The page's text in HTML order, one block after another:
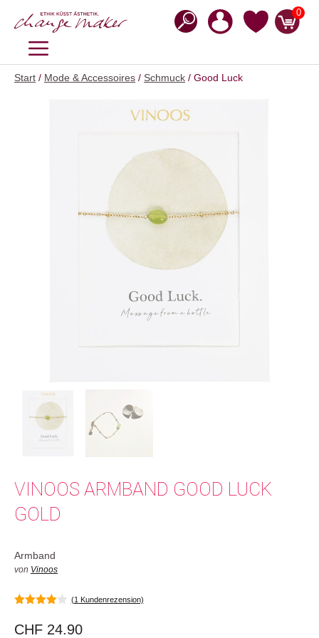
Inhalt
0
MENÜ
Start / Mode & Accessoires / Schmuck / Good Luck
VINOOS ARMBAND GOOD LUCK
GOLD
Armband
von Vinoos
5
(1 Kundenrezension)
CHF 24.90